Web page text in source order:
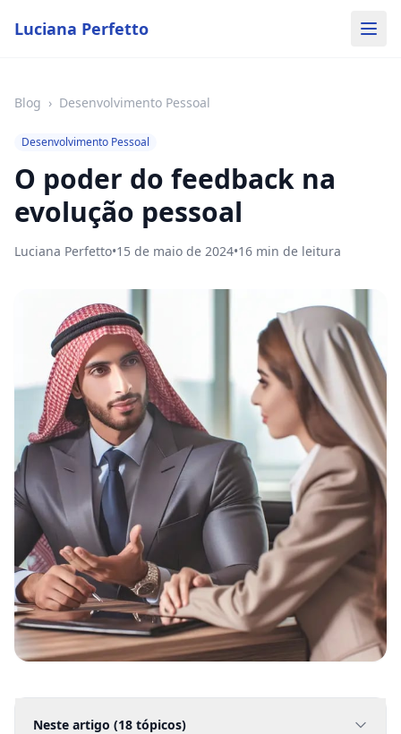
Luciana Perfetto
Blog › Desenvolvimento Pessoal
Desenvolvimento Pessoal
O poder do feedback na
evolução pessoal
Luciana Perfetto•15 de maio de 2024•16 min de leitura
Neste artigo (18 tópicos)